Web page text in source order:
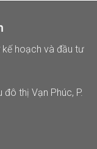
hoạch và đầu tư
đô thị Vạn Phúc, P.